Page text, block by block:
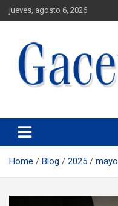
jueves, agosto 6, 2026
Gaceta UACJ
Home Blog 2025 mayo